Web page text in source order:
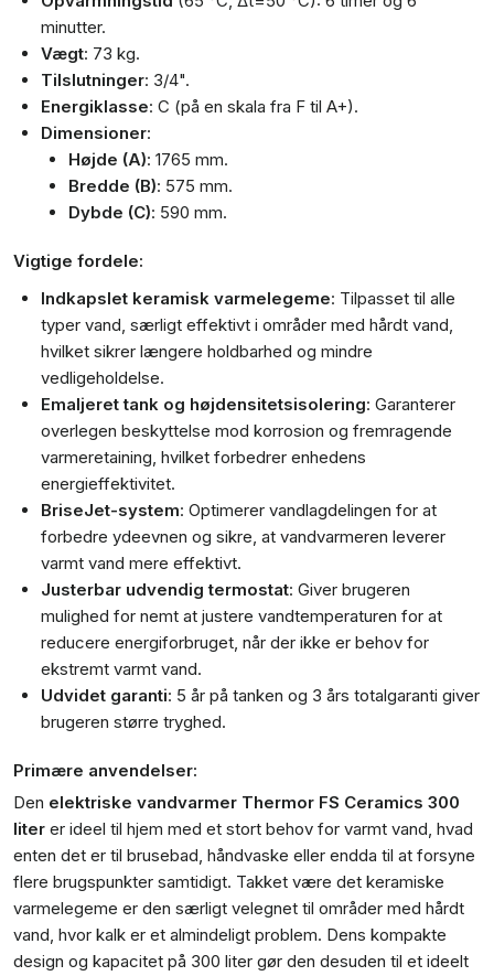
minutter.
Vægt: 73 kg.
Tilslutninger: 3/4".
Energiklasse: C (på en skala fra F til A+).
Dimensioner:
Højde (A): 1765 mm.
Bredde (B): 575 mm.
Dybde (C): 590 mm.
Vigtige fordele:
Indkapslet keramisk varmelegeme: Tilpasset til alle
typer vand, særligt effektivt i områder med hårdt vand,
hvilket sikrer længere holdbarhed og mindre
vedligeholdelse.
Emaljeret tank og højdensitetsisolering: Garanterer
overlegen beskyttelse mod korrosion og fremragende
varmeretaining, hvilket forbedrer enhedens
energieffektivitet.
BriseJet-system: Optimerer vandlagdelingen for at
forbedre ydeevnen og sikre, at vandvarmeren leverer
varmt vand mere effektivt.
Justerbar udvendig termostat: Giver brugeren
mulighed for nemt at justere vandtemperaturen for at
reducere energiforbruget, når der ikke er behov for
ekstremt varmt vand.
Udvidet garanti: 5 år på tanken og 3 års totalgaranti giver
brugeren større tryghed.
Primære anvendelser:
Den elektriske vandvarmer Thermor FS Ceramics 300
liter er ideel til hjem med et stort behov for varmt vand, hvad
enten det er til brusebad, håndvaske eller endda til at forsyne
flere brugspunkter samtidigt. Takket være det keramiske
varmelegeme er den særligt velegnet til områder med hårdt
vand, hvor kalk er et almindeligt problem. Dens kompakte
design og kapacitet på 300 liter gør den desuden til et ideelt